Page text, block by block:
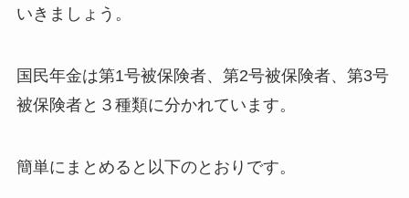
いきましょう。
国民年金は第1号被保険者、第2号被保険者、第3号
被保険者と３種類に分かれています。
簡単にまとめると以下のとおりです。